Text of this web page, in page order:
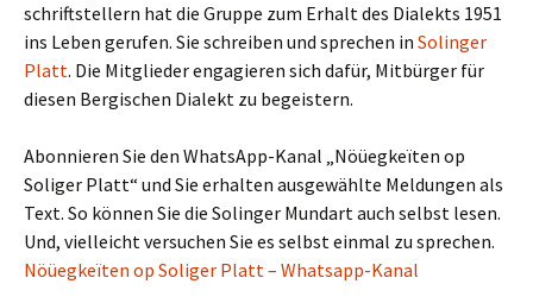
schriftstellern hat die Gruppe zum Erhalt des Dialekts 1951
ins Leben gerufen. Sie schreiben und sprechen in Solinger
Platt. Die Mitglieder engagieren sich dafür, Mitbürger für
diesen Bergischen Dialekt zu begeistern.
Abonnieren Sie den WhatsApp-Kanal „Nöüegkeïten op
Soliger Platt“ und Sie erhalten ausgewählte Meldungen als
Text. So können Sie die Solinger Mundart auch selbst lesen.
Und, vielleicht versuchen Sie es selbst einmal zu sprechen.
Nöüegkeïten op Soliger Platt – Whatsapp-Kanal